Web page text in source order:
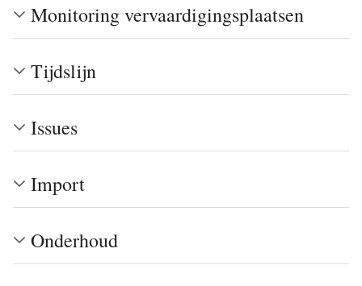
Monitoring vervaardigingsplaatsen
Tijdslijn
Issues
Import
Onderhoud